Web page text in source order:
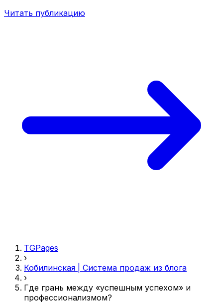
Читать публикацию
TGPages
›
Кобилинская | Система продаж из блога
›
Где грань между «успешным успехом» и
профессионализмом?